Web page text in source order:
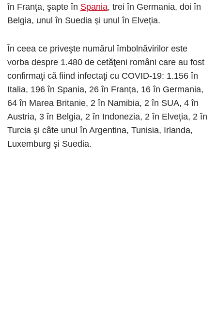
în Franţa, şapte în Spania, trei în Germania, doi în
Belgia, unul în Suedia şi unul în Elveţia.
În ceea ce priveşte numărul îmbolnăvirilor este
vorba despre 1.480 de cetăţeni români care au fost
confirmaţi că fiind infectaţi cu COVID-19: 1.156 în
Italia, 196 în Spania, 26 în Franţa, 16 în Germania,
64 în Marea Britanie, 2 în Namibia, 2 în SUA, 4 în
Austria, 3 în Belgia, 2 în Indonezia, 2 în Elveţia, 2 în
Turcia şi câte unul în Argentina, Tunisia, Irlanda,
Luxemburg şi Suedia.